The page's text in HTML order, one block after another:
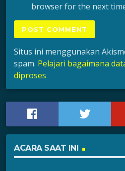
browser for the next
Situs ini menggunakan
spam. Pelajari bagaimana
diproses
ACARA SAAT INI